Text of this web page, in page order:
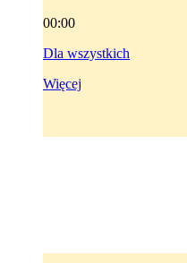
00:00
Dla wszystkich
Więcej